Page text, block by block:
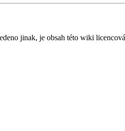
jinak, je obsah této wiki